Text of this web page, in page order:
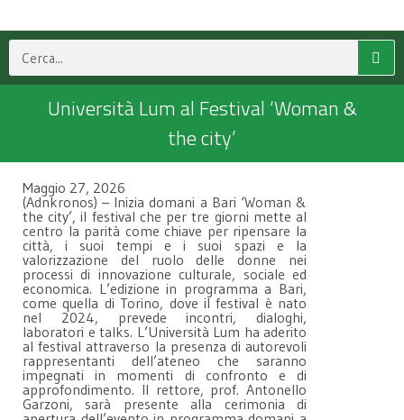
Università Lum al Festival ‘Woman &
the city’
Maggio 27, 2026
(Adnkronos) – Inizia domani a Bari ‘Woman &
the city’, il festival che per tre giorni mette al
centro la parità come chiave per ripensare la
città, i suoi tempi e i suoi spazi e la
valorizzazione del ruolo delle donne nei
processi di innovazione culturale, sociale ed
economica. L’edizione in programma a Bari,
come quella di Torino, dove il festival è nato
nel 2024, prevede incontri, dialoghi,
laboratori e talks. L’Università Lum ha aderito
al festival attraverso la presenza di autorevoli
rappresentanti dell’ateneo che saranno
impegnati in momenti di confronto e di
approfondimento. Il rettore, prof. Antonello
Garzoni, sarà presente alla cerimonia di